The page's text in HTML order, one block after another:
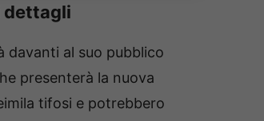
dettagli
davanti al suo pubblico
presenterà la nuova
tifosi e potrebbero